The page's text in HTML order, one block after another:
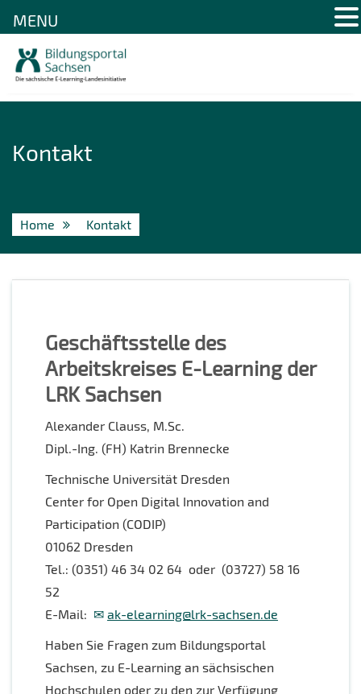
Kontakt
Home Kontakt
Geschäftsstelle des
Arbeitskreises E-Learning der
LRK Sachsen
Alexander Clauss, M.Sc.
Dipl.-Ing. (FH) Katrin Brennecke
Technische Universität Dresden
Center for Open Digital Innovation and
Participation (CODIP)
01062 Dresden
Tel.: (0351) 46 34 02 64 oder (03727) 58 16
52
E-Mail:
ak-elearning@lrk-sachsen.de
Haben Sie Fragen zum Bildungsportal
Sachsen, zu E-Learning an sächsischen
Hochschulen oder zu den zur Verfügung
MENU